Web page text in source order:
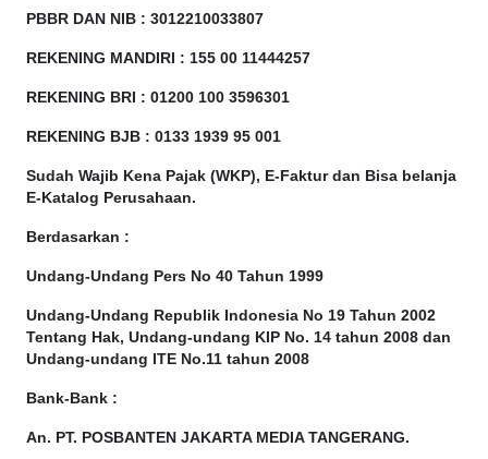
PBBR DAN NIB : 3012210033807
REKENING MANDIRI : 155 00 11444257
REKENING BRI : 01200 100 3596301
REKENING BJB : 0133 1939 95 001
Sudah Wajib Kena Pajak (WKP), E-Faktur dan Bisa belanja
E-Katalog Perusahaan.
Berdasarkan :
Undang-Undang Pers No 40 Tahun 1999
Undang-Undang Republik Indonesia No 19 Tahun 2002
Tentang Hak, Undang-undang KIP No. 14 tahun 2008 dan
Undang-undang ITE No.11 tahun 2008
Bank-Bank :
An. PT. POSBANTEN JAKARTA MEDIA TANGERANG.